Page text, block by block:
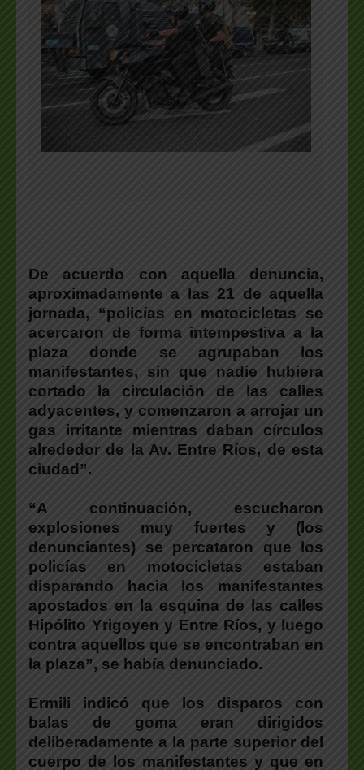
De acuerdo con aquella denuncia,
aproximadamente a las 21 de aquella
jornada, “policías en motocicletas se
acercaron de forma intempestiva a la
plaza donde se agrupaban los
manifestantes, sin que nadie hubiera
cortado la circulación de las calles
adyacentes, y comenzaron a arrojar un
gas irritante mientras daban círculos
alrededor de la Av. Entre Ríos, de esta
ciudad”.
“A continuación, escucharon
explosiones muy fuertes y (los
denunciantes) se percataron que los
policías en motocicletas estaban
disparando hacia los manifestantes
apostados en la esquina de las calles
Hipólito Yrigoyen y Entre Ríos, y luego
contra aquellos que se encontraban en
la plaza”, se había denunciado.
Ermili indicó que los disparos con
balas de goma eran dirigidos
deliberadamente a la parte superior del
cuerpo de los manifestantes y que en